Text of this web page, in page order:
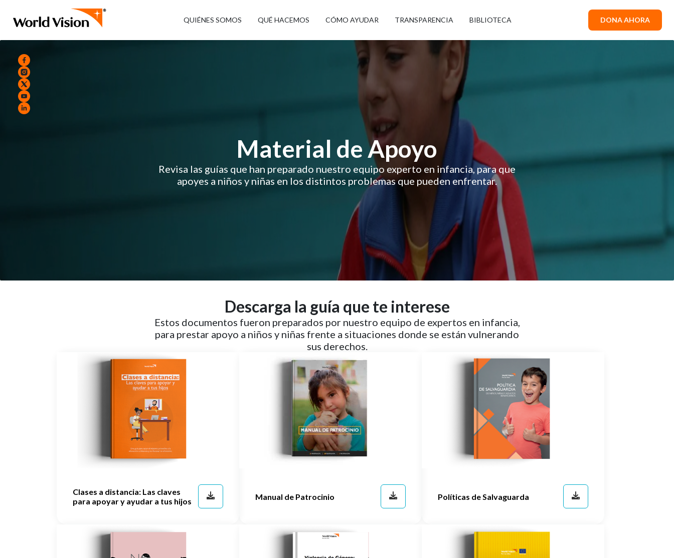
QUIÉNES SOMOS QUÉ HACEMOS CÓMO AYUDAR TRANSPARENCIA BIBLIOTECA DONA AHORA
Material de Apoyo
Revisa las guías que han preparado nuestro equipo experto en infancia, para que
apoyes a niños y niñas en los distintos problemas que pueden enfrentar.
Descarga la guía que te interese
Estos documentos fueron preparados por nuestro equipo de expertos en infancia,
para prestar apoyo a niños y niñas frente a situaciones donde se están vulnerando
sus derechos.
Clases a distancia: Las claves
para apoyar y ayudar a tus hijos
Manual de Patrocinio Políticas de Salvaguarda